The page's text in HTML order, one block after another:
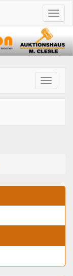
Toggle
primary